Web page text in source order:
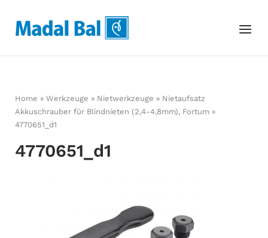
content
Home Menu
Home » Werkzeuge » Nietwerkzeuge » Nietaufsatz
Akkuschrauber für Blindnieten (2,4-4,8mm), Fortum »
4770651_d1
4770651_d1